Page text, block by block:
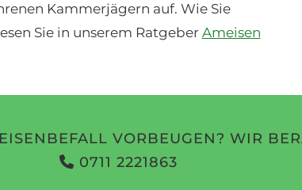
Kammerjägern auf. Wie Sie
Sie in unserem RatgeberAmeisen
VORBEUGEN? WIR
0711 2221863